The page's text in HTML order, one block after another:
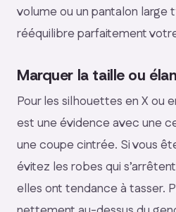
volume ou un pantalon large
rééquilibre parfaitement
Marquer la taille ou
Pour les silhouettes en X ou
est une évidence avec une
une coupe cintrée. Si vous
évitez les robes qui
elles ont tendance à tasser.